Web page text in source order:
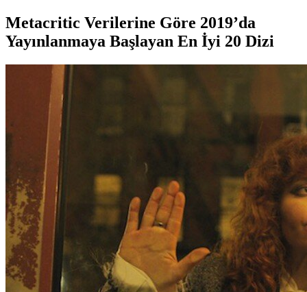
Metacritic Verilerine Göre 2019’da
Yayınlanmaya Başlayan En İyi 20 Dizi